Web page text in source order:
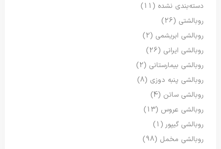
دسته‌بندی نشده (11)
روبالشتی (26)
روبالشی ابریشمی (2)
روبالشی ایرانی (26)
روبالشی بیمارستانی (2)
روبالشی پنبه دوزی (8)
روبالشی ساتن (4)
روبالشی عروس (13)
روبالشی گیپور (1)
روبالشی مخمل (98)